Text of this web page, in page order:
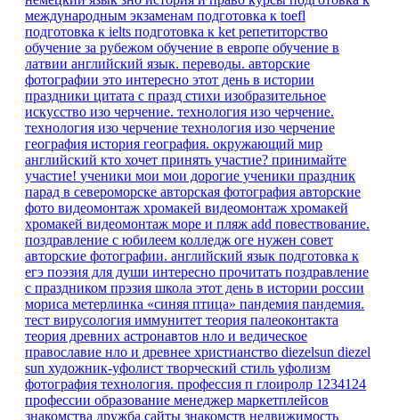
международным экзаменам подготовка к toefl
подготовка к ielts подготовка к ket репетиторство
обучение за рубежом обучение в европе обучение в
латвии английский язык. переводы. авторские
фотографии это интересно этот день в истории
праздники цитата с празд стихи изобразительное
искусство изо черчение. технология изо черчение.
технология изо черчение технология изо черчение
география история география. окружающий мир
английский кто хочет принять участие? принимайте
участие! ученики мои мои дорогие ученики праздник
парад в североморске авторская фотография авторские
фото видеомонтаж хромакей видеомонтаж хромакей
хромакей видеомонтаж море и пляж add повествование.
поздравление с юбилеем колледж оге нужен совет
авторские фотографии. английский язык подготовка к
егэ поэзия для души интересно прочитать поздравление
с праздником прэзия школа этот день в истории россии
мориса метерлинка «синяя птица» пандемия пандемия.
тест вирусология иммунитет теория палеоконтакта
теория древних астронавтов нло и ведическое
православие нло и древнее христианство diezelsun diezel
sun художник-уфолист творческий стиль уфолизм
фотография технология. профессия п глоиролр 1234124
профессии образование менеджер маркетплейсов
знакомства дружба сайты знакомств недвижимость